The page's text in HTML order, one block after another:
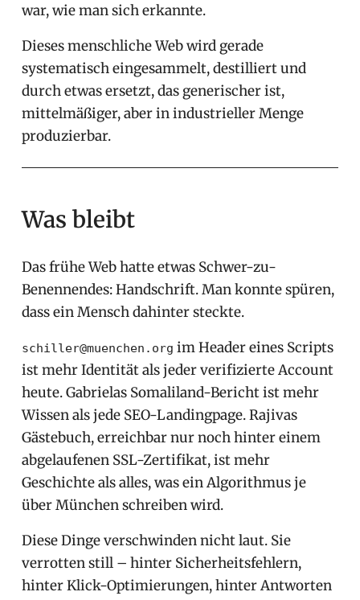
war, wie man sich erkannte.
Dieses menschliche Web wird gerade
systematisch eingesammelt, destilliert und
durch etwas ersetzt, das generischer ist,
mittelmäßiger, aber in industrieller Menge
produzierbar.
Was bleibt
Das frühe Web hatte etwas Schwer-zu-
Benennendes: Handschrift. Man konnte spüren,
dass ein Mensch dahinter steckte.
schiller@muenchen.org im Header eines Scripts
ist mehr Identität als jeder verifizierte Account
heute. Gabrielas Somaliland-Bericht ist mehr
Wissen als jede SEO-Landingpage. Rajivas
Gästebuch, erreichbar nur noch hinter einem
abgelaufenen SSL-Zertifikat, ist mehr
Geschichte als alles, was ein Algorithmus je
über München schreiben wird.
Diese Dinge verschwinden nicht laut. Sie
verrotten still – hinter Sicherheitsfehlern,
hinter Klick-Optimierungen, hinter Antworten